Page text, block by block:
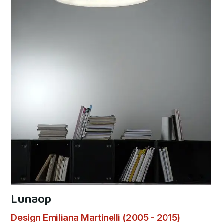
Lunaop
Design Emiliana Martinelli (2005 - 2015)